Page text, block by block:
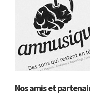
Nos amis et